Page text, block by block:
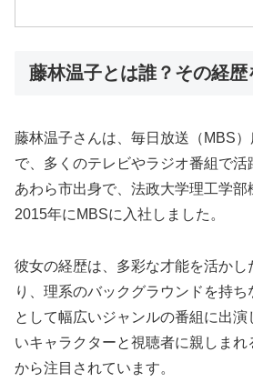
藤林温子とは誰？その経歴
藤林温子さんは、毎日放送（MBS
で、多くのテレビやラジオ番組で
あわら市出身で、法政大学理工学部
2015年にMBSに入社しました。
彼女の経歴は、多彩な才能を活かし
り、理系のバックグラウンドを持
として幅広いジャンルの番組に出演
いキャラクターと視聴者に親しま
から注目されています。